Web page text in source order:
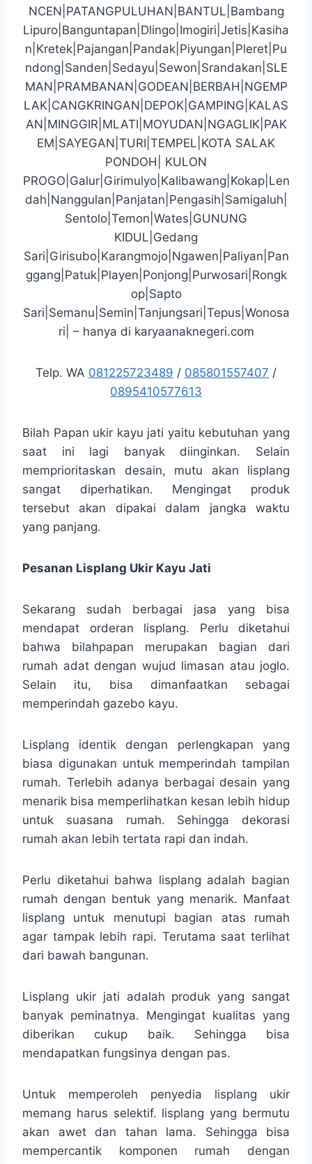
NCEN|PATANGPULUHAN|BANTUL|Bambang
Lipuro|Banguntapan|Dlingo|Imogiri|Jetis|Kasiha
n|Kretek|Pajangan|Pandak|Piyungan|Pleret|Pu
ndong|Sanden|Sedayu|Sewon|Srandakan|SLE
MAN|PRAMBANAN|GODEAN|BERBAH|NGEMP
LAK|CANGKRINGAN|DEPOK|GAMPING|KALAS
AN|MINGGIR|MLATI|MOYUDAN|NGAGLIK|PAK
EM|SAYEGAN|TURI|TEMPEL|KOTA SALAK
PONDOH| KULON
PROGO|Galur|Girimulyo|Kalibawang|Kokap|Len
dah|Nanggulan|Panjatan|Pengasih|Samigaluh|
Sentolo|Temon|Wates|GUNUNG
KIDUL|Gedang
Sari|Girisubo|Karangmojo|Ngawen|Paliyan|Pan
ggang|Patuk|Playen|Ponjong|Purwosari|Rongk
op|Sapto
Sari|Semanu|Semin|Tanjungsari|Tepus|Wonosa
ri| – hanya di karyaanaknegeri.com
Telp. WA 081225723489 / 085801557407 /
0895410577613
Bilah Papan ukir kayu jati yaitu kebutuhan yang
saat ini lagi banyak diinginkan. Selain
memprioritaskan desain, mutu akan lisplang
sangat diperhatikan. Mengingat produk
tersebut akan dipakai dalam jangka waktu
yang panjang.
Pesanan Lisplang Ukir Kayu Jati
Sekarang sudah berbagai jasa yang bisa
mendapat orderan lisplang. Perlu diketahui
bahwa bilahpapan merupakan bagian dari
rumah adat dengan wujud limasan atau joglo.
Selain itu, bisa dimanfaatkan sebagai
memperindah gazebo kayu.
Lisplang identik dengan perlengkapan yang
biasa digunakan untuk memperindah tampilan
rumah. Terlebih adanya berbagai desain yang
menarik bisa memperlihatkan kesan lebih hidup
untuk suasana rumah. Sehingga dekorasi
rumah akan lebih tertata rapi dan indah.
Perlu diketahui bahwa lisplang adalah bagian
rumah dengan bentuk yang menarik. Manfaat
lisplang untuk menutupi bagian atas rumah
agar tampak lebih rapi. Terutama saat terlihat
dari bawah bangunan.
Lisplang ukir jati adalah produk yang sangat
banyak peminatnya. Mengingat kualitas yang
diberikan cukup baik. Sehingga bisa
mendapatkan fungsinya dengan pas.
Untuk memperoleh penyedia lisplang ukir
memang harus selektif. lisplang yang bermutu
akan awet dan tahan lama. Sehingga bisa
mempercantik komponen rumah dengan